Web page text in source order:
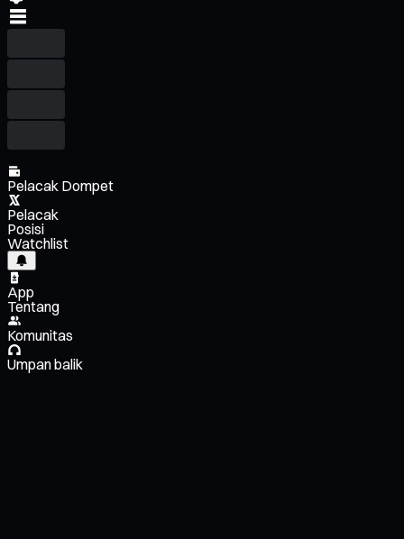
Pelacak Dompet
Pelacak
Posisi
Watchlist
App
Tentang
Komunitas
Umpan balik